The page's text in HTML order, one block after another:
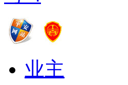
业主